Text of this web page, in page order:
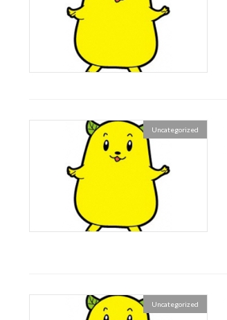
Uncategorized
Uncategorized